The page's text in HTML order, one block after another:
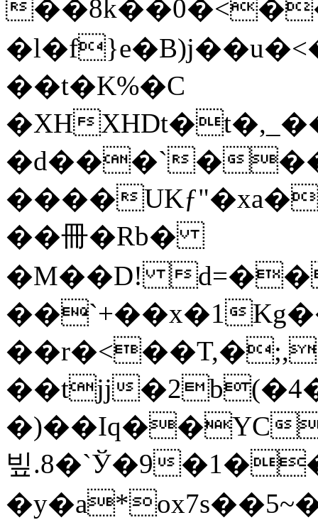
��t�K%�C
�XH
�d���`�
����
��冊�Rb�
�M��D!
��`+��x�1
��tjj
�)��Iq��YC
빞.8�`Ў�9